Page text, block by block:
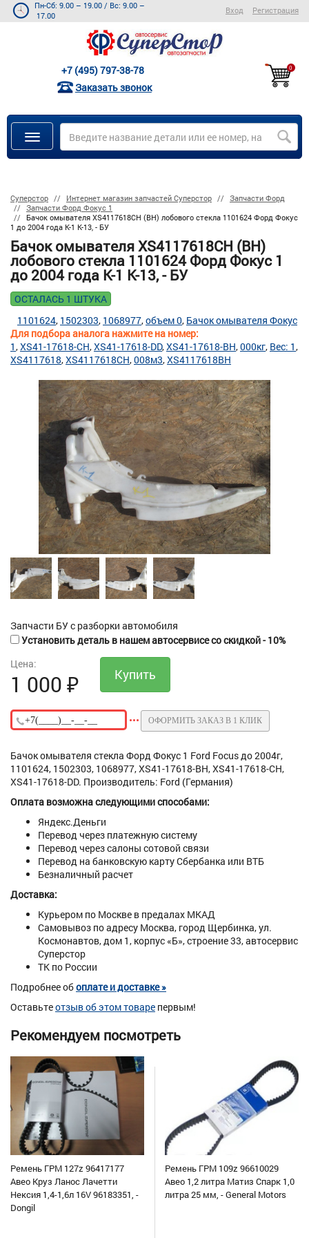
Пн-Сб: 9.00 – 19.00 / Вс: 9.00 –
17.00
Вход Регистрация
+7 (495) 797-38-78
Заказать звонок
0
Суперстор Интернет магазин запчастей Суперстор
Запчасти Форд
Запчасти Форд Фокус 1
Бачок омывателя XS4117618CH (BH) лобового стекла 1101624 Форд Фокус
1 до 2004 года K-1 K-13, - БУ
Бачок омывателя XS4117618CH (BH)
лобового стекла 1101624 Форд Фокус 1
до 2004 года K-1 K-13, - БУ
ОСТАЛАСЬ 1 ШТУКА
Для подбора аналога нажмите на номер:
1101624 1502303 1068977 объем 0 Бачок омывателя Фокус
1 XS41-17618-CH XS41-17618-DD XS41-17618-BH 000кг Вес: 1
XS4117618 XS4117618CH 008м3 XS4117618BH
Запчасти БУ с разборки автомобиля
Установить деталь в нашем автосервисе со скидкой - 10%
Цена:
1 000 ₽
ОФОРМИТЬ ЗАКАЗ В 1 КЛИК
Бачок омывателя стекла Форд Фокус 1 Ford Focus до 2004г,
1101624, 1502303, 1068977, XS41-17618-BH, XS41-17618-CH,
XS41-17618-DD. Производитель: Ford (Германия)
Оплата возможна следующими способами:
Яндекс.Деньги
Перевод через платежную систему
Перевод через салоны сотовой связи
Перевод на банковскую карту Сбербанка или ВТБ
Безналичный расчет
Доставка:
Курьером по Москве в предалах МКАД
Самовывоз по адресу Москва, город Щербинка, ул.
Космонавтов, дом 1, корпус «Б», строение 33, автосервис
Суперстор
ТК по России
Подробнее обоплате и доставке »
Оставьтеотзыв об этом товаре первым!
Рекомендуем посмотреть
Ремень ГРМ 127z 96417177
Авео Круз Ланос Лачетти
Нексия 1,4-1,6л 16V 96183351, -
Dongil
Ремень ГРМ 109z 96610029
Авео 1,2 литра Матиз Спарк 1,0
литра 25 мм, - General Motors